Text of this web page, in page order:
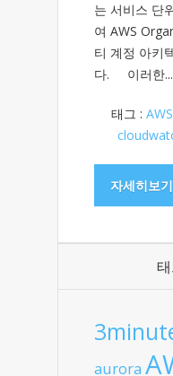
는 서비스 단
여 AWS
티 계정 아키
다. 이러한...
태그 : AWS
자세히보기
aurora